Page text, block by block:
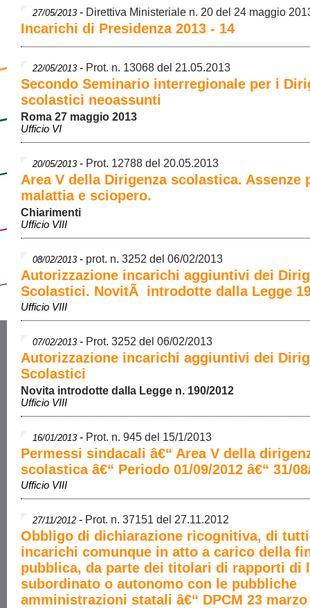
27/05/2013 - Direttiva Ministeriale n. 20 del 24 maggio
Incarichi di Presidenza 2013 - 14
22/05/2013 - Prot. n. 13068 del 21.05.2013
Secondo Seminario interregionale per i
scolastici neoassunti
Roma 27 maggio 2013
Ufficio VI
20/05/2013 - Prot. 12788 del 20.05.2013
Area V della Dirigenza scolastica. Assenze
malattia e sciopero.
Chiarimenti
Ufficio VIII
08/02/2013 - prot. n. 3252 del 06/02/2013
Autorizzazione incarichi aggiuntivi dei
Scolastici. NovitÃ introdotte dalla Legge
Ufficio VIII
07/02/2013 - Prot. 3252 del 06/02/2013
Autorizzazione incarichi aggiuntivi dei
Scolastici
Novita introdotte dalla Legge n. 190/2012
Ufficio VIII
16/01/2013 - Prot. n. 945 del 15/1/2013
Permessi sindacali â€“ Area V della
scolastica â€“ Periodo 01/09/2012 â€“ 31/
Ufficio VIII
27/11/2012 - Prot. n. 37151 del 27.11.2012
Obbligo di dichiarazione ricognitiva, di
incarichi comunque in atto a carico della
pubblica, da parte dei titolari di rapporti di
subordinato o autonomo con le pubbliche
amministrazioni statali â€“ DPCM 23 marzo